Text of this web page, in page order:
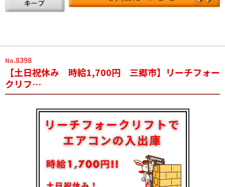
No.8398
【土日祝休み 時給1,700円 三郷市】リーチフォー
クリフ…